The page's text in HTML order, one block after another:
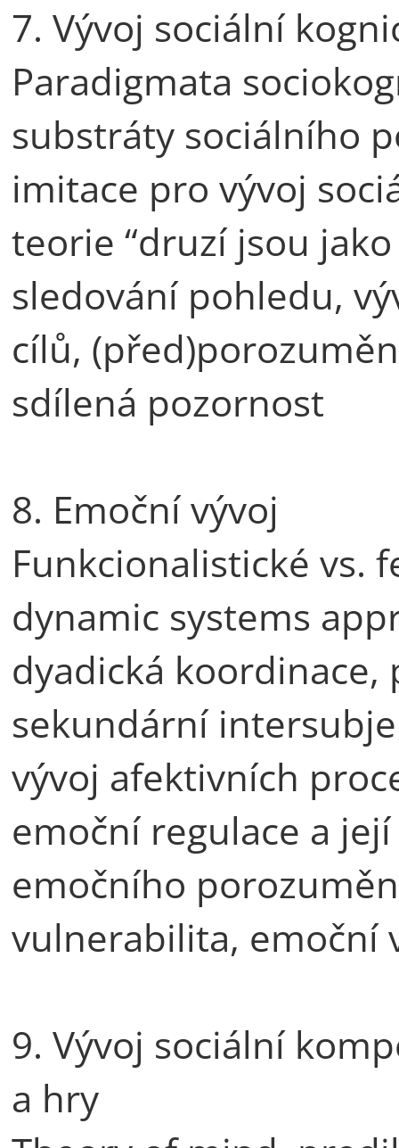
7. Vývoj sociální
Paradigmata
substráty sociálního
imitace pro vývoj
teorie “druzí jsou
sledování pohledu,
cílů,
sdílená pozornost
8. Emoční vývoj
Funkcionalistické vs.
dynamic systems
dyadická
sekundární
vývoj afektivních
emoční regulace a
emočního
vulnerabilita, emoční
9. Vývoj sociální
a hry